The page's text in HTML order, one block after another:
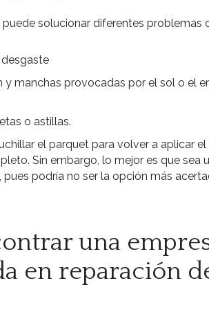
solucionar diferentes problemas
y manchas provocadas por el sol o el
o astillas.
el parquet para volver a aplicar
Sin embargo, lo mejor es que sea
podría no ser la opción más
una
en reparación